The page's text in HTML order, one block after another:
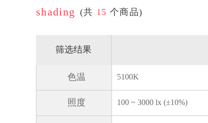
shading (共 15 个商品)
筛选结果
色温 5100K
照度 100 ~ 3000 lx (±10%)